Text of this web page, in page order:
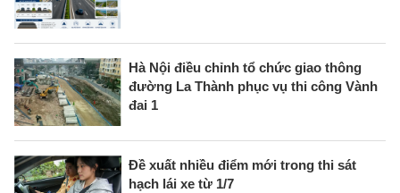
Hà Nội điều chỉnh tổ chức giao thông
đường La Thành phục vụ thi công Vành
đai 1
Đề xuất nhiều điểm mới trong thi sát
hạch lái xe từ 1/7